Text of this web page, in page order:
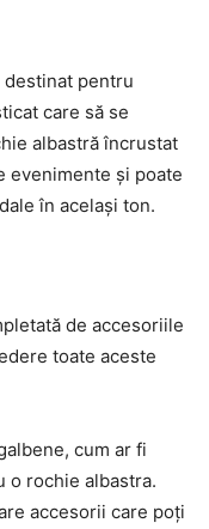
destinat pentru
care să se
albastră încrustat
evenimente și poate
în același ton.
de accesoriile
toate aceste
cum ar fi
o rochie albastra.
accesorii care poți